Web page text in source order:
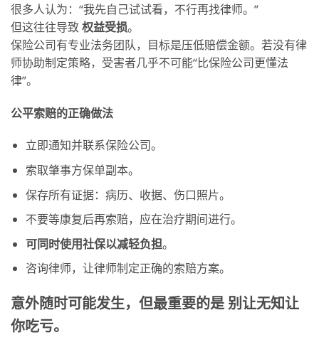
很多人认为：“我先自己试试看，不行再找律师。”
但这往往导致权益受损。
保险公司有专业法务团队，目标是压低赔偿金额。若没有律
师协助制定策略，受害者几乎不可能“比保险公司更懂法
律”。
公平索赔的正确做法
立即通知并联系保险公司。
索取肇事方保单副本。
保存所有证据：病历、收据、伤口照片。
不要等康复后再索赔，应在治疗期间进行。
可同时使用社保以减轻负担。
咨询律师，让律师制定正确的索赔方案。
意外随时可能发生，但最重要的是 别让无知让
你吃亏。